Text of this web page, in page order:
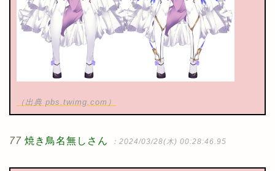
（出典 pbs.twimg.com）
77 焼き鳥名無しさん ：2024/03/28(木) 00:28:46.95